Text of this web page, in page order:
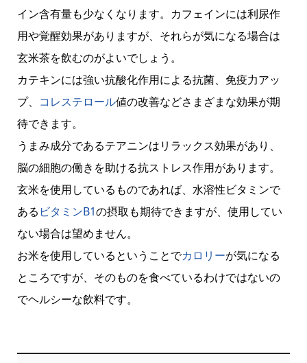
イン含有量も少なくなります。カフェインには利尿作
用や覚醒効果がありますが、それらが気になる場合は
玄米茶を飲むのがよいでしょう。
カテキンには強い抗酸化作用による抗菌、免疫力アッ
プ、 コレステロール値の改善などさまざまな効果が期
待できます。
うまみ成分であるテアニンはリラックス効果があり、
脳の細胞の働きを助ける抗ストレス作用があります。
玄米を使用しているものであれば、水溶性ビタミンで
ある ビタミンB1の摂取も期待できますが、使用してい
ない場合は望めません。
お米を使用しているということでカロリーが気になる
ところですが、そのものを食べているわけではないの
でヘルシーな飲料です。